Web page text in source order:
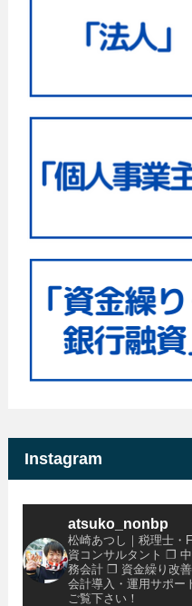
Instagram
atsuko_nonbp
松崎あつし｜税理士・
資コンサルタント ❐ 中
務会計❐ 資金繰り改善
会計導入・運用サポー
ご覧下さい！